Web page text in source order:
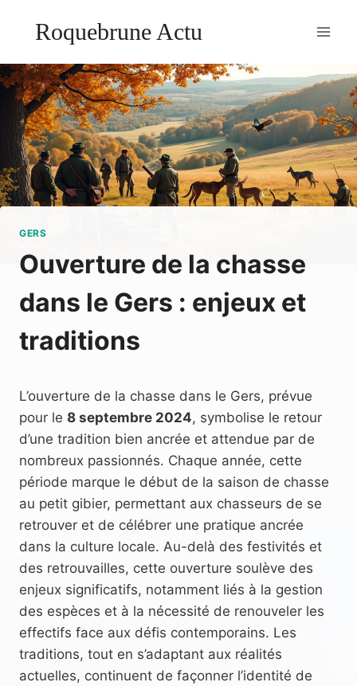
Roquebrune Actu
GERS
Ouverture de la chasse
dans le Gers : enjeux et
traditions
L’ouverture de la chasse dans le Gers, prévue
pour le 8 septembre 2024, symbolise le retour
d’une tradition bien ancrée et attendue par de
nombreux passionnés. Chaque année, cette
période marque le début de la saison de chasse
au petit gibier, permettant aux chasseurs de se
retrouver et de célébrer une pratique ancrée
dans la culture locale. Au-delà des festivités et
des retrouvailles, cette ouverture soulève des
enjeux significatifs, notamment liés à la gestion
des espèces et à la nécessité de renouveler les
effectifs face aux défis contemporains. Les
traditions, tout en s’adaptant aux réalités
actuelles, continuent de façonner l’identité de